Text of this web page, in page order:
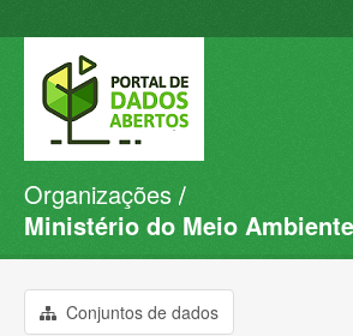
Conjuntos de dados
Organizações
Sobre
Organizações
Ministério do Meio
Conjuntos de dados